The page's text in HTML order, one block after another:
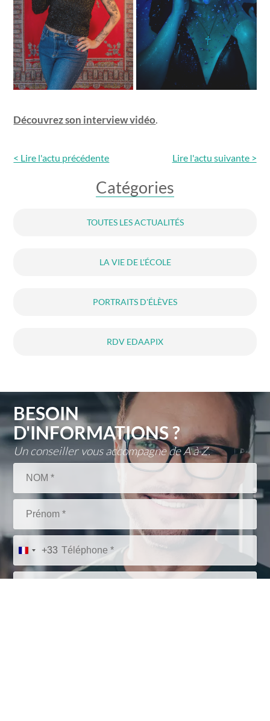
Découvrez son interview vidéo.
< Lire l'actu précédente Lire l'actu suivante >
Catégories
TOUTES LES ACTUALITÉS
LA VIE DE L'ÉCOLE
PORTRAITS D'ÉLÈVES
RDV EDAAPIX
BESOIN
D'INFORMATIONS ?
Un conseiller vous accompagne de A à Z.
+33